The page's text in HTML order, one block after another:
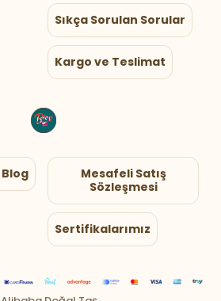
Sıkça Sorulan Sorular
Kargo ve Teslimat
Mesafeli Satış
Sözleşmesi
Sertifikalarımız